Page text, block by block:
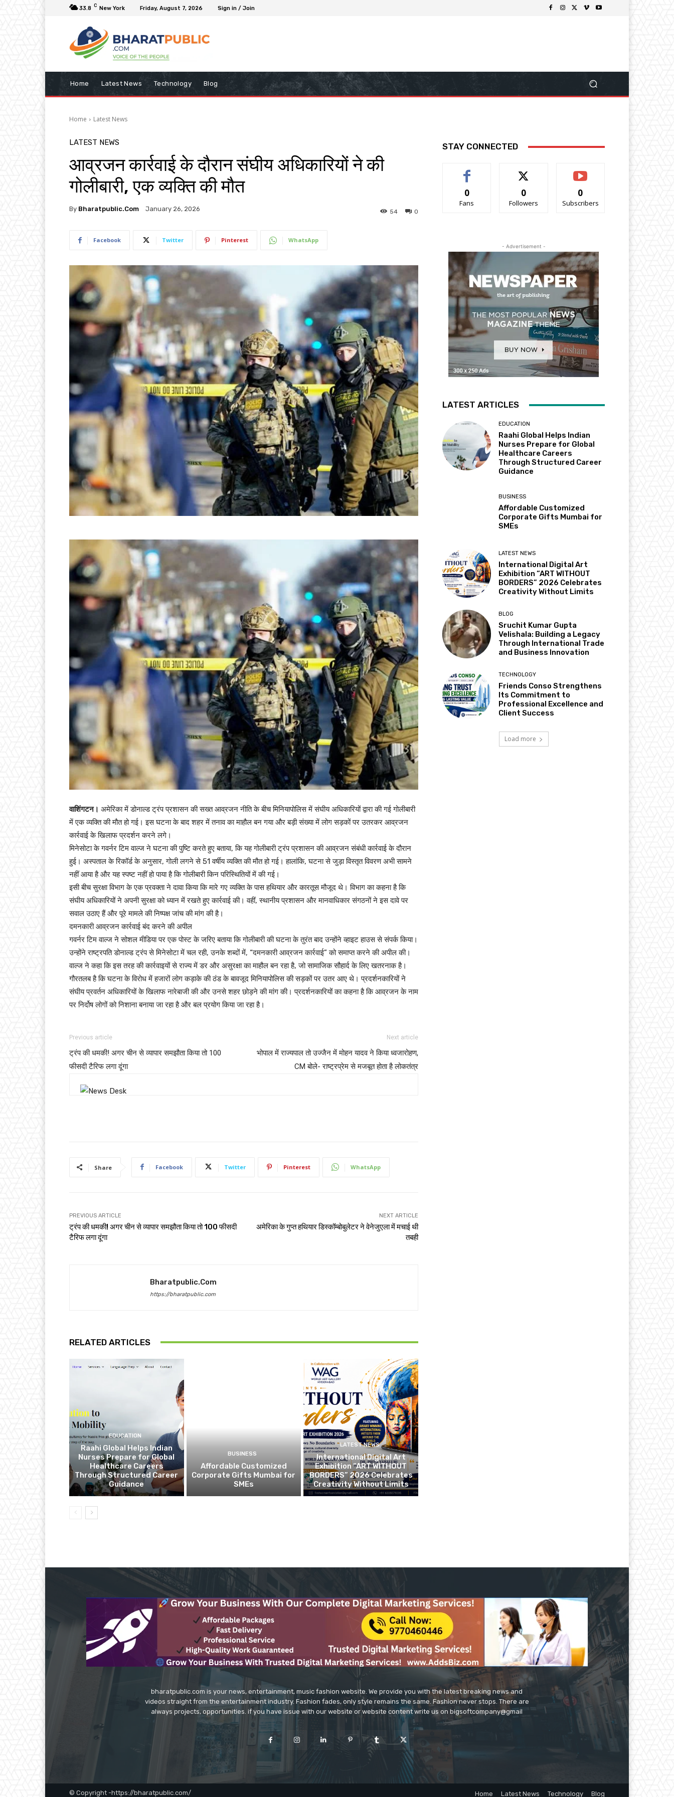
33.8 C New York Friday, August 7, 2026 Sign in / Join
Home Latest News Technology Blog
Home Latest News
LATEST NEWS
आव्रजन कार्रवाई के दौरान संघीय अधिकारियों ने की
गोलीबारी, एक व्यक्ति की मौत
By Bharatpublic.com January 26, 2026 0
54
Facebook Twitter Pinterest WhatsApp
वाशिंगटन। अमेरिका में डोनाल्ड ट्रंप प्रशासन की सख्त आव्रजन नीति के बीच मिनियापोलिस में संघीय अधिकारियों द्वारा की गई गोलीबारी
में एक व्यक्ति की मौत हो गई। इस घटना के बाद शहर में तनाव का माहौल बन गया और बड़ी संख्या में लोग सड़कों पर उतरकर आव्रजन
कार्रवाई के खिलाफ प्रदर्शन करने लगे।
मिनेसोटा के गवर्नर टिम वाल्ज ने घटना की पुष्टि करते हुए बताया, कि यह गोलीबारी ट्रंप प्रशासन की आव्रजन संबंधी कार्रवाई के दौरान
हुई। अस्पताल के रिकॉर्ड के अनुसार, गोली लगने से 51 वर्षीय व्यक्ति की मौत हो गई। हालांकि, घटना से जुड़ा विस्तृत विवरण अभी सामने
नहीं आया है और यह स्पष्ट नहीं हो पाया है कि गोलीबारी किन परिस्थितियों में की गई।
इसी बीच सुरक्षा विभाग के एक प्रवक्ता ने दावा किया कि मारे गए व्यक्ति के पास हथियार और कारतूस मौजूद थे। विभाग का कहना है कि
संघीय अधिकारियों ने अपनी सुरक्षा को ध्यान में रखते हुए कार्रवाई की। वहीं, स्थानीय प्रशासन और मानवाधिकार संगठनों ने इस दावे पर
सवाल उठाए हैं और पूरे मामले की निष्पक्ष जांच की मांग की है।
दमनकारी आव्रजन कार्रवाई बंद करने की अपील
गवर्नर टिम वाल्ज ने सोशल मीडिया पर एक पोस्ट के जरिए बताया कि गोलीबारी की घटना के तुरंत बाद उन्होंने व्हाइट हाउस से संपर्क किया।
उन्होंने राष्ट्रपति डोनाल्ड ट्रंप से मिनेसोटा में चल रही, उनके शब्दों में, “दमनकारी आव्रजन कार्रवाई” को समाप्त करने की अपील की।
वाल्ज ने कहा कि इस तरह की कार्रवाइयों से राज्य में डर और असुरक्षा का माहौल बन रहा है, जो सामाजिक सौहार्द के लिए खतरनाक है।
गौरतलब है कि घटना के विरोध में हजारों लोग कड़ाके की ठंड के बावजूद मिनियापोलिस की सड़कों पर उतर आए थे। प्रदर्शनकारियों ने
संघीय प्रवर्तन अधिकारियों के खिलाफ नारेबाजी की और उनसे शहर छोड़ने की मांग की। प्रदर्शनकारियों का कहना है कि आव्रजन के नाम
पर निर्दोष लोगों को निशाना बनाया जा रहा है और बल प्रयोग किया जा रहा है।
Previous article
ट्रंप की धमकी! अगर चीन से व्यापार समझौता किया तो 100
फीसदी टैरिफ लगा दूंगा
Next article
भोपाल में राज्यपाल तो उज्जैन में मोहन यादव ने किया ध्वजारोहण,
CM बोले- राष्ट्रप्रेम से मजबूत होता है लोकतंत्र
Share Facebook Twitter Pinterest WhatsApp
PREVIOUS ARTICLE
ट्रंप की धमकी! अगर चीन से व्यापार समझौता किया तो 100 फीसदी
टैरिफ लगा दूंगा
NEXT ARTICLE
अमेरिका के गुप्त हथियार डिस्कॉम्बोबुलेटर ने वेनेजुएला में मचाई थी
तबही
Bharatpublic.com
https://bharatpublic.com
RELATED ARTICLES
EDUCATION
Raahi Global Helps Indian
Nurses Prepare for Global
Healthcare Careers
Through Structured Career
Guidance
BUSINESS
Affordable Customized
Corporate Gifts Mumbai for
SMEs
LATEST NEWS
International Digital Art
Exhibition “ART WITHOUT
BORDERS” 2026 Celebrates
Creativity Without Limits
STAY CONNECTED
0
Fans
0
Followers
0
Subscribers
- Advertisement -
LATEST ARTICLES
EDUCATION
Raahi Global Helps Indian
Nurses Prepare for Global
Healthcare Careers
Through Structured Career
Guidance
BUSINESS
Affordable Customized
Corporate Gifts Mumbai for
SMEs
LATEST NEWS
International Digital Art
Exhibition “ART WITHOUT
BORDERS” 2026 Celebrates
Creativity Without Limits
BLOG
Sruchit Kumar Gupta
Velishala: Building a Legacy
Through International Trade
and Business Innovation
TECHNOLOGY
Friends Conso Strengthens
Its Commitment to
Professional Excellence and
Client Success
Load more
bharatpublic.com is your news, entertainment, music fashion website. We provide you with the latest breaking news and
videos straight from the entertainment industry. Fashion fades, only style remains the same. Fashion never stops. There are
always projects, opportunities. if you have issue with our website or website content write us on bigsoftcompany@gmail
© Copyright -https://bharatpublic.com/ Home Latest News Technology Blog